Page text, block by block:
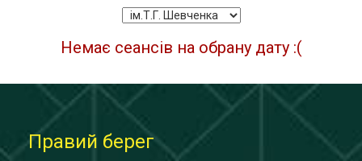
Немає сеансів на обрану дату :(
Правий берег